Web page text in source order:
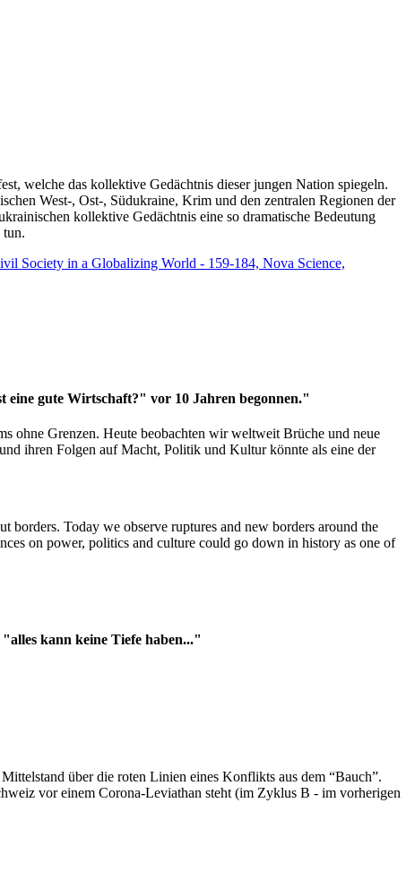
welche das kollektive Gedächtnis dieser jungen Nation spiegeln.
West-, Ost-, Südukraine, Krim und den zentralen Regionen der
kollektive Gedächtnis eine so dramatische Bedeutung
tun.
Society in a Globalizing World - 159-184, Nova Science,
gute Wirtschaft?" vor 10 Jahren begonnen."
ohne Grenzen. Heute beobachten wir weltweit Brüche und neue
ihren Folgen auf Macht, Politik und Kultur könnte als eine der
Today we observe ruptures and new borders around the
on power, politics and culture could go down in history as one of
kann keine Tiefe haben..."
über die roten Linien eines Konflikts aus dem “Bauch”.
vor einem Corona-Leviathan steht (im Zyklus B - im vorherigen